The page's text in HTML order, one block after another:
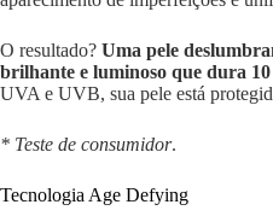
O resultado? Uma pele
brilhante e luminoso que dura
UVA e UVB, sua pele está
* Teste de consumidor.
Tecnologia Age Defying